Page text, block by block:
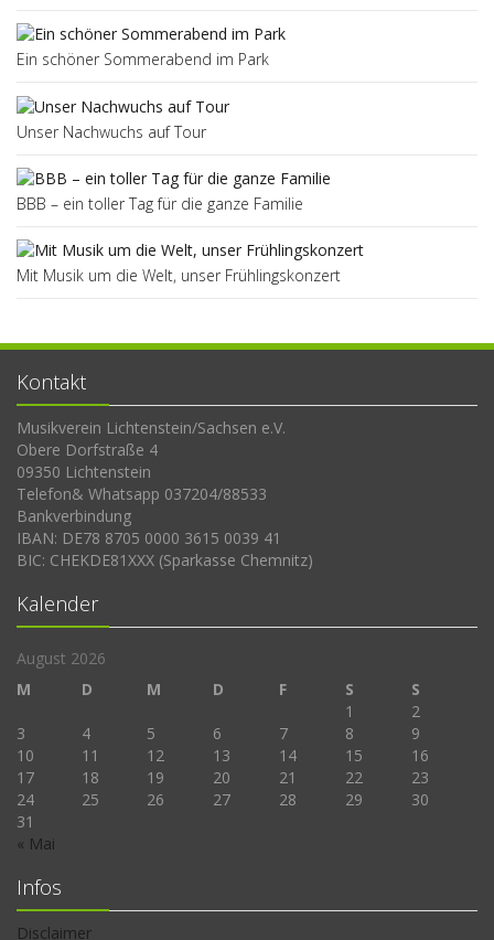
Ein schöner Sommerabend im Park
Unser Nachwuchs auf Tour
BBB – ein toller Tag für die ganze Familie
Mit Musik um die Welt, unser Frühlingskonzert
Kontakt
Musikverein Lichtenstein/Sachsen e.V.
Obere Dorfstraße 4
09350 Lichtenstein
Telefon& Whatsapp 037204/88533
Bankverbindung
IBAN: DE78 8705 0000 3615 0039 41
BIC: CHEKDE81XXX (Sparkasse Chemnitz)
Kalender
August 2026
M
D M D F S
S
1
2
3
4 5 6 7 8
9
10
11 12 13 14 15
16
17
18 19 20 21 22
23
24
25 26 27 28 29
30
31
« Mai
Infos
Disclaimer